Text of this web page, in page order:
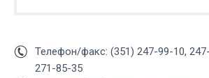
Телефон/факс: (351) 247-99-10,
271-85-35